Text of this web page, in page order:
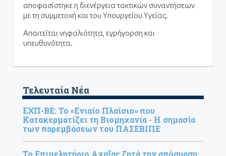
αποφασίστηκε η διενέργεια τακτικών συναντήσεων
με τη συμμετοχή και του Υπουργείου Υγείας.
Απαιτείται νηφαλιότητα, εγρήγορση και
υπευθυνότητα.
Τελευταία Νέα
ΕΧΠ-ΒΕ: Το «Ενιαίο Πλαίσιο» που
Κατακερματίζει τη Βιομηχανία - Η σημασία
των παρεμβάσεων του ΠΑΣΕΒΙΠΕ
Το Επιμελητήριο Αχαΐας ζητά την απόσυρση